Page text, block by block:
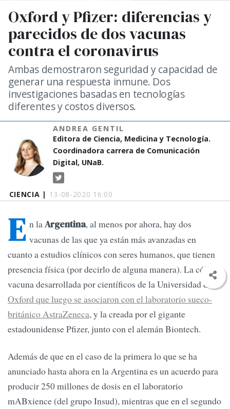
CIENCIA | 13-08-2020 16:00
Oxford y Pfizer: diferencias y
parecidos de dos vacunas
contra el coronavirus
Ambas demostraron seguridad y capacidad de
generar una respuesta inmune. Dos
investigaciones basadas en tecnologías
diferentes y costos diversos.
ANDREA GENTIL
Editora de Ciencia, Medicina y Tecnología.
Coordinadora carrera de Comunicación
Digital, UNaB.
E n laArgentina, al menos por ahora, hay dos
vacunas de las que ya están más avanzadas en
cuanto a estudios clínicos con seres humanos, que tienen
presencia física (por decirlo de alguna manera). La célebre
vacuna desarrollada por científicos de la Universidad de
Oxford que luego se asociaron con el laboratorio sueco-
británico AstraZeneca, y la creada por el gigante
estadounidense Pfizer, junto con el alemán Biontech.
Además de que en el caso de la primera lo que se ha
anunciado hasta ahora en la Argentina es un acuerdo para
producir 250 millones de dosis en el laboratorio
mABxience (del grupo Insud), mientras que en el segundo